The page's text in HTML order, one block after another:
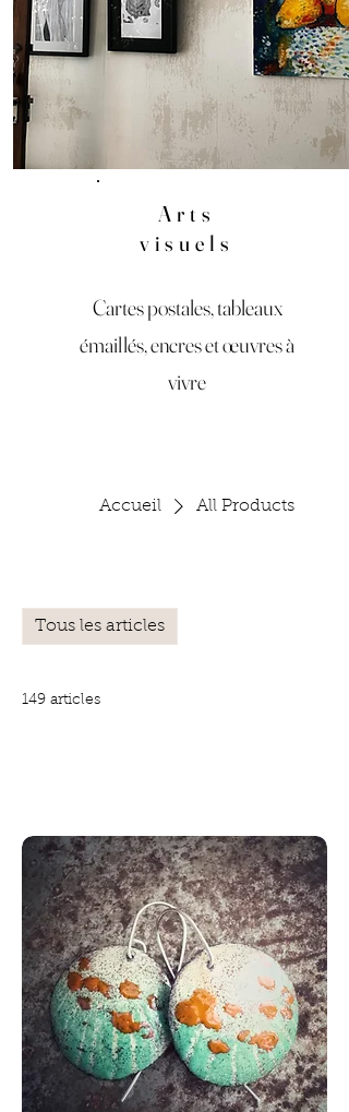
Arts
visuels
Cartes postales, tableaux
émaillés, encres et œuvres à
vivre
Accueil All Products
Tous les articles
149 articles